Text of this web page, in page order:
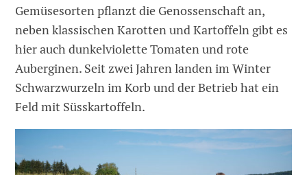
Gemüsesorten pflanzt die Genossenschaft an,
neben klassischen Karotten und Kartoffeln gibt es
hier auch dunkelviolette Tomaten und rote
Auberginen. Seit zwei Jahren landen im Winter
Schwarzwurzeln im Korb und der Betrieb hat ein
Feld mit Süsskartoffeln.